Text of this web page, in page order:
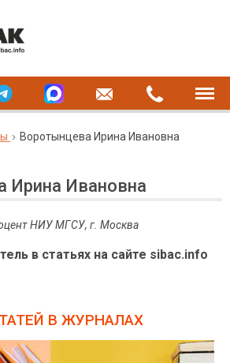
Воротынцева Ирина Ивановна
Ирина Ивановна
НИУ МГСУ, г. Москва
в статьях на сайте sibac.info
В ЖУРНАЛАХ